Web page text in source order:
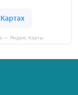
— Яндекс Карты